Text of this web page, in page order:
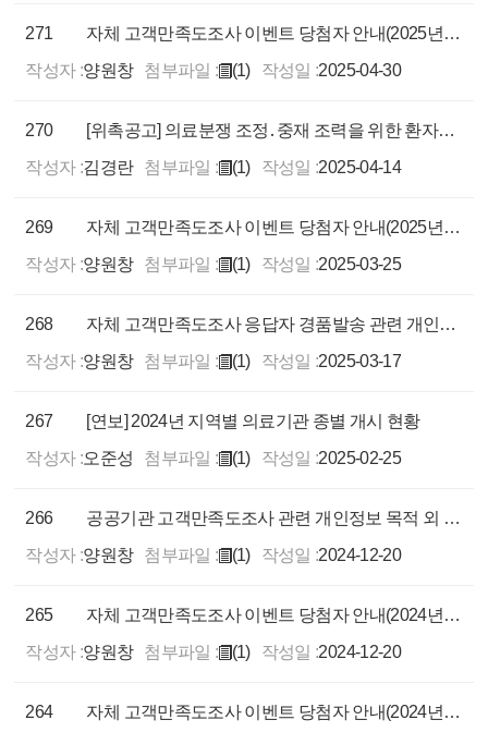
271
자체 고객만족도조사 이벤트 당첨자 안내(2025년 3월)
작성자 :양원창 첨부파일 : (1) 작성일 :2025-04-30
270
[위촉공고] 의료분쟁 조정․중재 조력을 위한 환자대변인 위촉계획 공고(마감:2025.4.30.)
작성자 :김경란 첨부파일 : (1) 작성일 :2025-04-14
269
자체 고객만족도조사 이벤트 당첨자 안내(2025년 1, 2월)
작성자 :양원창 첨부파일 : (1) 작성일 :2025-03-25
268
자체 고객만족도조사 응답자 경품발송 관련 개인정보 처리업무 위탁 알림
작성자 :양원창 첨부파일 : (1) 작성일 :2025-03-17
267
[연보] 2024년 지역별 의료기관 종별 개시 현황
작성자 :오준성 첨부파일 : (1) 작성일 :2025-02-25
266
공공기관 고객만족도조사 관련 개인정보 목적 외 이용 알림
작성자 :양원창 첨부파일 : (1) 작성일 :2024-12-20
265
자체 고객만족도조사 이벤트 당첨자 안내(2024년 11, 12월)
작성자 :양원창 첨부파일 : (1) 작성일 :2024-12-20
264
자체 고객만족도조사 이벤트 당첨자 안내(2024년 10월)